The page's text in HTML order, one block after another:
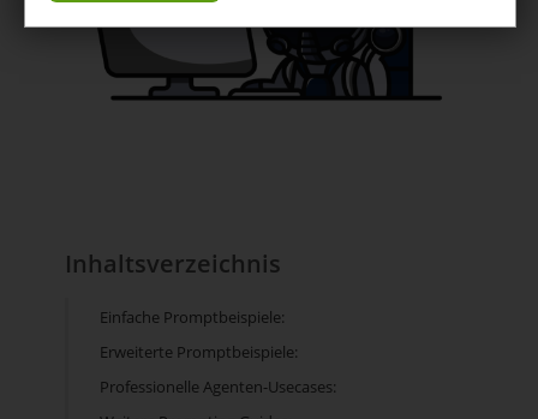
Inhaltsverzeichnis
Einfache Promptbeispiele:
Erweiterte Promptbeispiele:
Professionelle Agenten-Usecases: